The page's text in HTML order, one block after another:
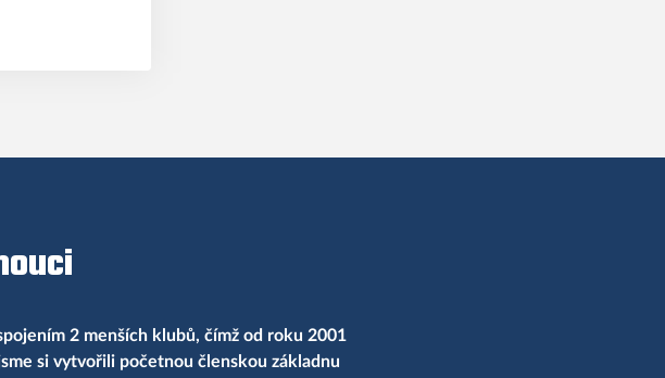
2 menších klubů, čímž od roku 2001
si vytvořili početnou členskou základnu